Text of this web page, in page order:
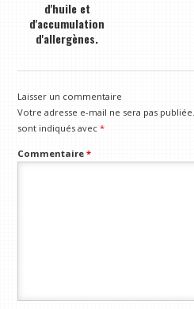
d'huile et
d'accumulation
d'allergènes.
Laisser un commentaire
Votre adresse e-mail ne sera pas publiée.
sont indiqués avec*
Commentaire*